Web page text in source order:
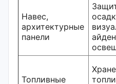
Навес,
архитектурные
панели
Топливные